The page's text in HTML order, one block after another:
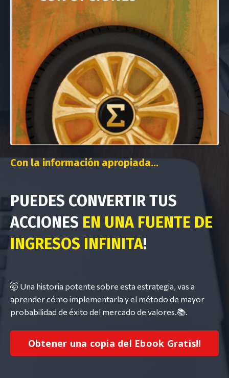
Con la información apropiada...
PUEDES CONVERTIR TUS
ACCIONES EN UNA FUENTE DE
INGRESOS INFINITA!
🤯 Una historia potente sobre esta estrategia, vas a
aprender cómo implementarla y el método de mayor
probabilidad de éxito del mercado de valores.📚.
Obtener una copia del Ebook Gratis!!